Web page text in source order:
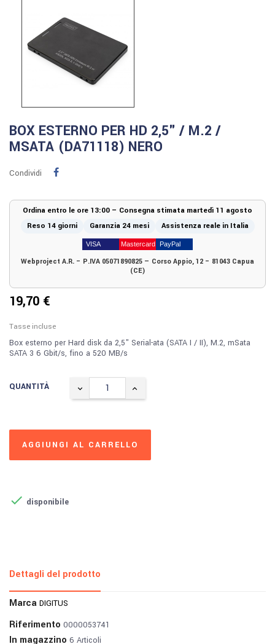
BOX ESTERNO PER HD 2,5" / M.2 /
MSATA (DA71118) NERO
Condividi
Ordina entro le ore 13:00 – Consegna stimata martedì 11 agosto
Reso 14 giorni
Garanzia 24 mesi Assistenza reale in Italia
Webproject A.R. – P.IVA 05071890825 — Corso Appio, 12 – 81043 Capua
(CE)
19,70 €
Tasse incluse
Box esterno per Hard disk da 2,5" Serial-ata (SATA I / II), M.2, mSata
SATA 3 6 Gbit/s, fino a 520 MB/s
QUANTITÀ
AGGIUNGI AL CARRELLO
 disponibile
Dettagli del prodotto
Marca DIGITUS
Riferimento 0000053741
In magazzino 6 Articoli